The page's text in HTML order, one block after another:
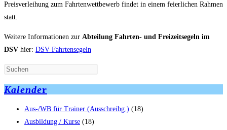
Preisverleihung zum Fahrtenwettbewerb findet in einem feierlichen Rahmen
statt.
Weitere Informationen zur Abteilung Fahrten- und Freizeitsegeln im
DSV hier: DSV Fahrtensegeln
Kalender
Aus-/WB für Trainer (Ausschreibg.) (18)
Ausbildung / Kurse (18)